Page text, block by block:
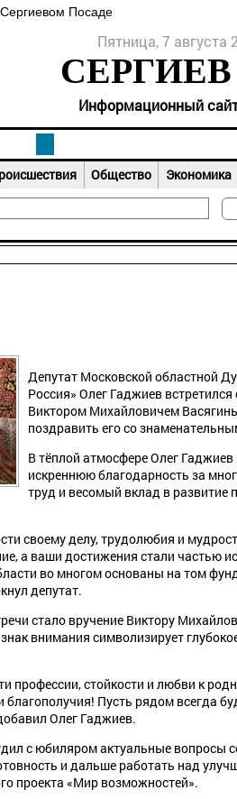
Посаде
Пятница, 7 августа
Информационный
Общество Экономика
Депутат Московской областной
Россия» Олег Гаджиев
Виктором Михайловичем
поздравить его со
В тёплой атмосфере Олег
искреннюю благодарность за
труд и весомый вклад в развитие
своему делу, трудолюбия и
а ваши достижения стали частью
во многом основаны на том
депутат.
стало вручение Виктору
внимания символизирует
профессии, стойкости и любви к
благополучия! Пусть рядом всегда
Олег Гаджиев.
с юбиляром актуальные вопросы
и дальше работать над
проекта «Мир возможностей».